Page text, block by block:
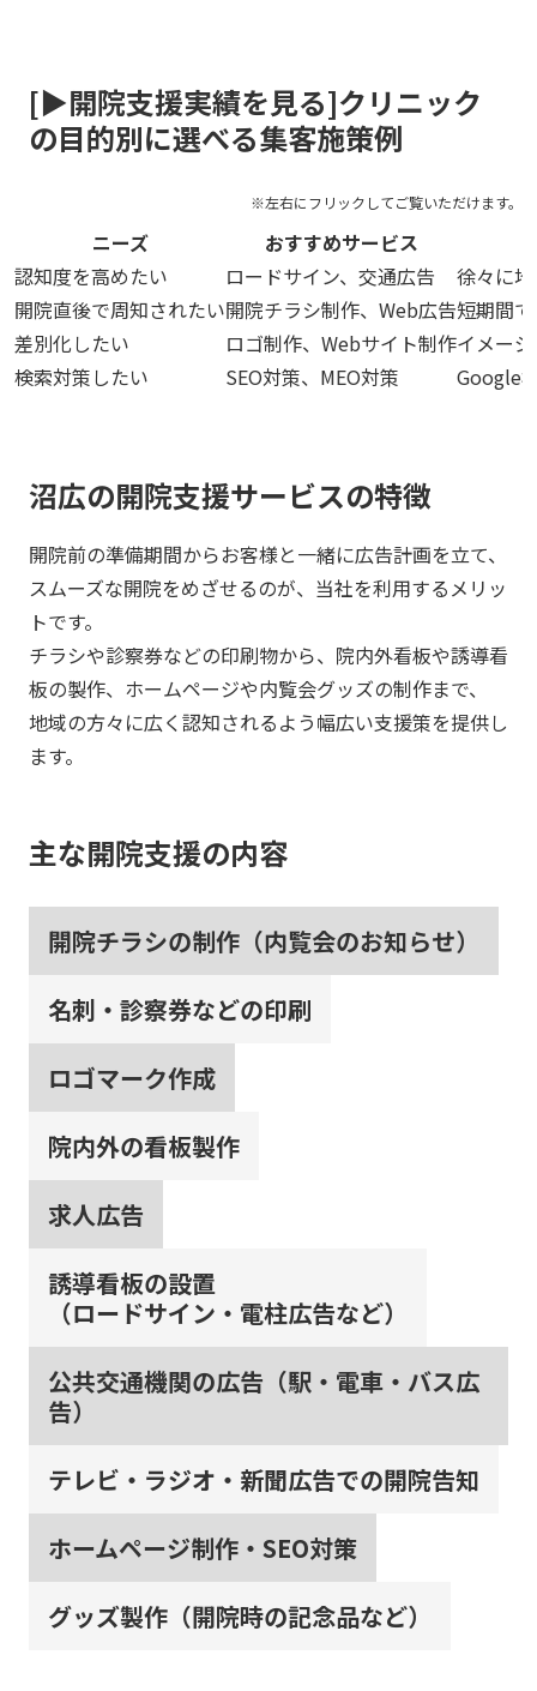
[▶︎開院支援実績を見る]クリニック
の目的別に選べる集客施策例
ニーズ
おすすめサービス
認知度を高めたい
ロードサイン、交通広告
徐々に
開院直後で周知されたい開院チラシ制作、Web広告短期間
差別化したい
ロゴ制作、Webサイト制作イメー
検索対策したい
SEO対策、MEO対策 Google
沼広の開院支援サービスの特徴
開院前の準備期間からお客様と一緒に広告計画を立て、
スムーズな開院をめざせるのが、当社を利用するメリッ
トです。
チラシや診察券などの印刷物から、院内外看板や誘導看
板の製作、ホームページや内覧会グッズの制作まで、
地域の方々に広く認知されるよう幅広い支援策を提供し
ます。
主な開院支援の内容
開院チラシの制作（内覧会のお知らせ）
名刺・診察券などの印刷
ロゴマーク作成
院内外の看板製作
求人広告
誘導看板の設置
（ロードサイン・電柱広告など）
公共交通機関の広告（駅・電車・バス広
告）
テレビ・ラジオ・新聞広告での開院告知
ホームページ制作・SEO対策
グッズ製作（開院時の記念品など）